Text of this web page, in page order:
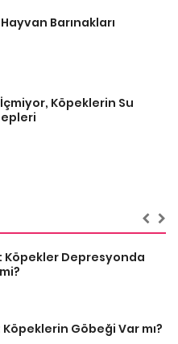
Barınakları
Köpeklerin Su
Köpekler Depresyonda
Köpeklerin Göbeği Var mı?